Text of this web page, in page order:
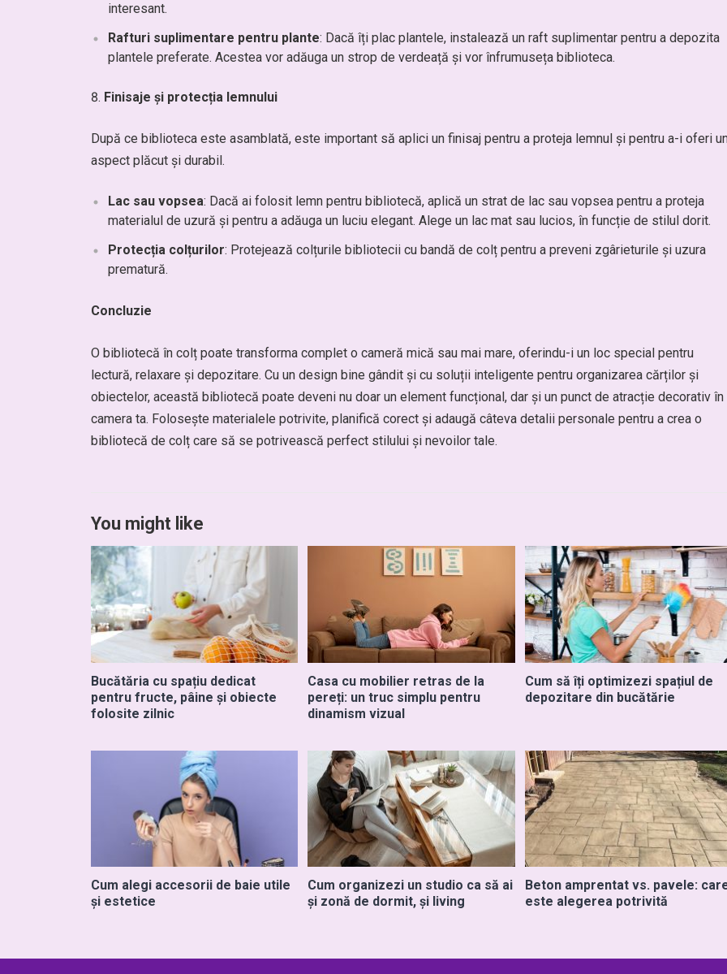
interesant.
Rafturi suplimentare pentru plante: Dacă îți plac plantele, instalează un raft suplimentar pentru a depozita
plantele preferate. Acestea vor adăuga un strop de verdeață și vor înfrumuseța biblioteca.
Finisaje și protecția lemnului
După ce biblioteca este asamblată, este important să aplici un finisaj pentru a proteja lemnul și pentru a-i oferi
aspect plăcut și durabil.
Lac sau vopsea: Dacă ai folosit lemn pentru bibliotecă, aplică un strat de lac sau vopsea pentru a proteja
materialul de uzură și pentru a adăuga un luciu elegant. Alege un lac mat sau lucios, în funcție de stilul dorit.
Protecția colțurilor: Protejează colțurile bibliotecii cu bandă de colț pentru a preveni zgârieturile și uzura
prematură.
Concluzie
O bibliotecă în colț poate transforma complet o cameră mică sau mai mare, oferindu-i un loc special pentru
lectură, relaxare și depozitare. Cu un design bine gândit și cu soluții inteligente pentru organizarea cărților și
obiectelor, această bibliotecă poate deveni nu doar un element funcțional, dar și un punct de atracție decorativ în
camera ta. Folosește materialele potrivite, planifică corect și adaugă câteva detalii personale pentru a crea o
bibliotecă de colț care să se potrivească perfect stilului și nevoilor tale.
You might like
Bucătăria cu spațiu dedicat
pentru fructe, pâine și obiecte
folosite zilnic
Casa cu mobilier retras de la
pereți: un truc simplu pentru
dinamism vizual
Cum să îți optimizezi spațiul de
depozitare din bucătărie
Cum alegi accesorii de baie utile
și estetice
Cum organizezi un studio ca să ai
și zonă de dormit, și living
Beton amprentat vs. pavele:
este alegerea potrivită